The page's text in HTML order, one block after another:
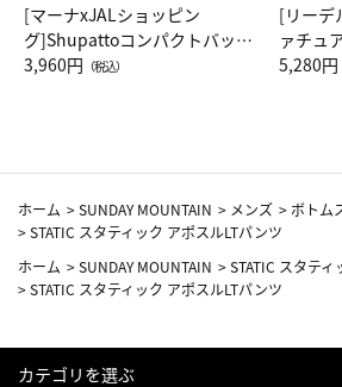
[マーナxJALショッピン
グ]Shupattoコンパクトバッグ
Drop JAL客室乗務員（LC）ス
3,960円 （税込）
[リーデ
ァチュ
ト（レ
5,280円
ホーム >SUNDAY MOUNTAIN > メンズ > ボトム
>STATIC スタティック アポスルLTパンツ
ホーム >SUNDAY MOUNTAIN >STATIC スタティ
>STATIC スタティック アポスルLTパンツ
カテゴリを選ぶ